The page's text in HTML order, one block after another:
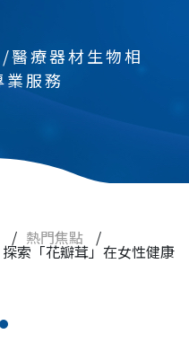
醫療器材生物相
業服務
/ 熱門焦點 /
索「花瓣茸」在女性健康